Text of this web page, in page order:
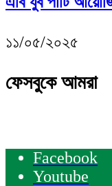
১১/০৫/২০২৫
ফেসবুকে আমরা
Facebook
Youtube